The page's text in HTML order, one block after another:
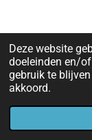
Deze website
doeleinden en/
gebruik te
akkoord.
© 2018 - 2026